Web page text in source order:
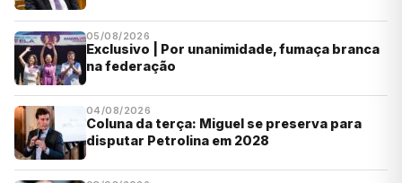
05/08/2026
Exclusivo | Por unanimidade, fumaça branca
na federação
04/08/2026
Coluna da terça: Miguel se preserva para
disputar Petrolina em 2028